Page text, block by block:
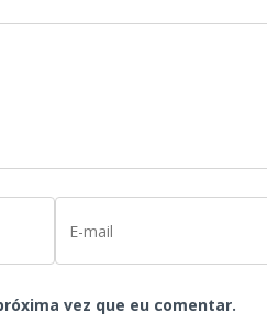
vez que eu comentar.